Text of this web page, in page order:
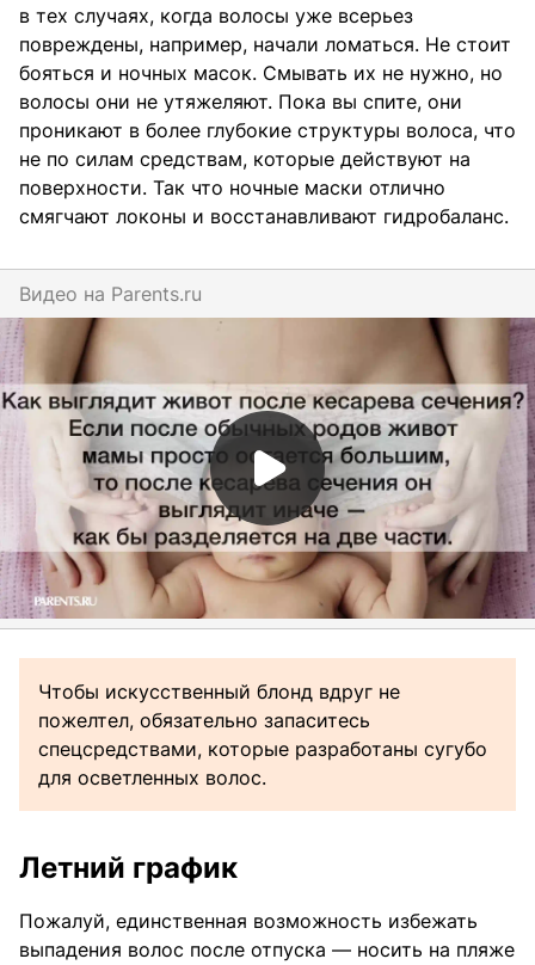
в тех случаях, когда волосы уже всерьез
повреждены, например, начали ломаться. Не стоит
бояться и ночных масок. Смывать их не нужно, но
волосы они не утяжеляют. Пока вы спите, они
проникают в более глубокие структуры волоса, что
не по силам средствам, которые действуют на
поверхности. Так что ночные маски отлично
смягчают локоны и восстанавливают гидробаланс.
Видео на parents.ru
Чтобы искусственный блонд вдруг не
пожелтел, обязательно запаситесь
спецсредствами, которые разработаны сугубо
для осветленных волос.
Летний график
Пожалуй, единственная возможность избежать
выпадения волос после отпуска — носить на пляже